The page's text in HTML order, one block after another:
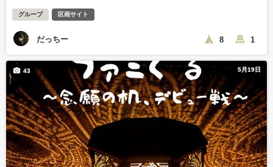
グループ 区画サイト
だっちー 8 1
5月19日
43